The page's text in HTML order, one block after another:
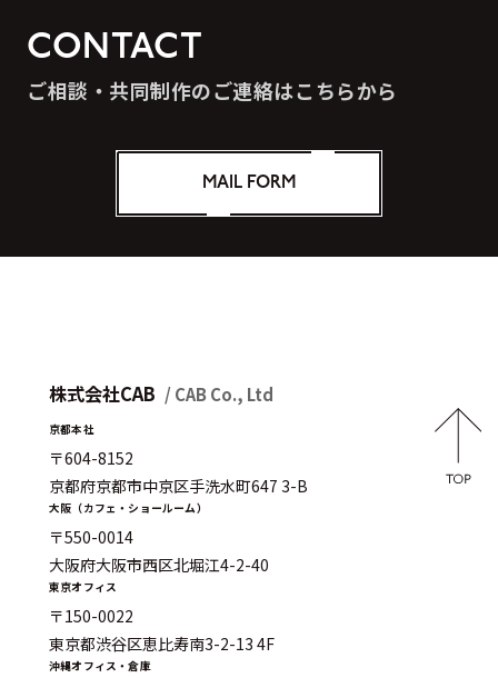
CONTACT
ご相談・共同制作のご連絡はこちらから
MAIL FORM
株式会社CAB / CAB Co., Ltd
京都本社
〒604-8152
京都府京都市中京区手洗水町647 3-B
大阪（カフェ・ショールーム）
〒550-0014
大阪府大阪市西区北堀江4-2-40
東京オフィス
〒150-0022
東京都渋谷区恵比寿南3-2-13 4F
沖縄オフィス・倉庫